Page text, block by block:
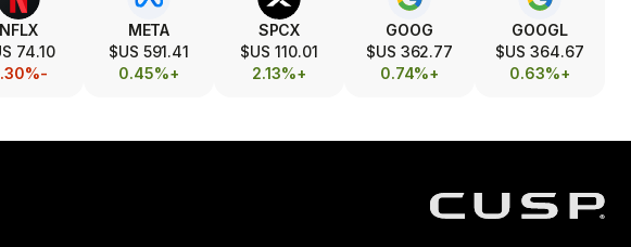
GOOGL
364.67 US$
+0.63%
GOOG
362.77 US$
+0.74%
SPCX
110.01 US$
+2.13%
META
591.41 US$
+0.45%
NFLX
74.10 US$
-0.30%